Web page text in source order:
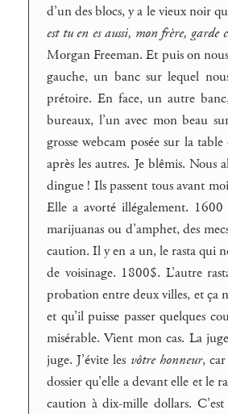
d’un des blocs, y a le vieux noir
est tu en es aussi, mon frère, garde
Morgan Freeman. Et puis on
gauche, un banc sur lequel
prétoire. En face, un autre
bureaux, l’un avec mon beau
grosse webcam posée sur la
après les autres. Je blêmis.
dingue ! Ils passent tous avant
Elle a avorté illégalement.
marijuanas ou d’amphet, des
caution. Il y en a un, le rasta qui
de voisinage. 1800$. L’autre
probation entre deux villes, et ça
et qu’il puisse passer quelques
misérable. Vient mon cas. La
juge. J’évite les vôtre honneur,
dossier qu’elle a devant elle et le
caution à dix-mille dollars.